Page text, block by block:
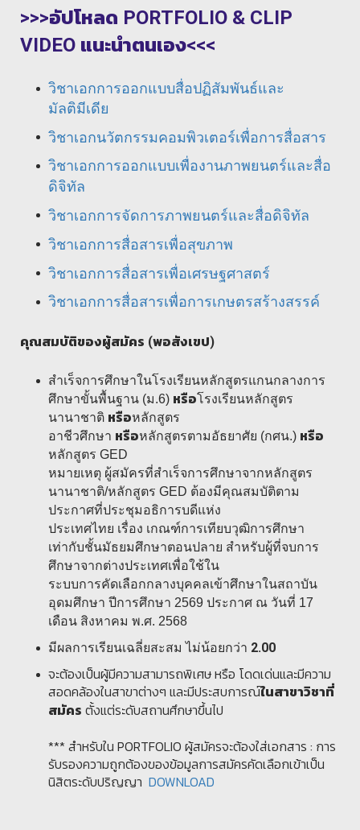
>>>อัปโหลด PORTFOLIO & CLIP
VIDEO แนะนำตนเอง<<<
วิชาเอกการออกแบบสื่อปฏิสัมพันธ์และ
มัลติมีเดีย
วิชาเอกนวัตกรรมคอมพิวเตอร์เพื่อการสื่อสาร
วิชาเอกการออกแบบเพื่องานภาพยนตร์และสื่อ
ดิจิทัล
วิชาเอกการจัดการภาพยนตร์และสื่อดิจิทัล
วิชาเอกการสื่อสารเพื่อสุขภาพ
วิชาเอกการสื่อสารเพื่อเศรษฐศาสตร์
วิชาเอกการสื่อสารเพื่อการเกษตรสร้างสรรค์
คุณสมบัติของผู้สมัคร (พอสังเขป)
สำเร็จการศึกษาในโรงเรียนหลักสูตรแกนกลางการ
ศึกษาขั้นพื้นฐาน (ม.6) หรือโรงเรียนหลักสูตร
นานาชาติ หรือหลักสูตร
อาชีวศึกษา หรือหลักสูตรตามอัธยาศัย (กศน.) หรือ
หลักสูตร GED
หมายเหตุ ผู้สมัครที่สำเร็จการศึกษาจากหลักสูตร
นานาชาติ/หลักสูตร GED ต้องมีคุณสมบัติตาม
ประกาศที่ประชุมอธิการบดีแห่ง
ประเทศไทย เรื่อง เกณฑ์การเทียบวุฒิการศึกษา
เท่ากับชั้นมัธยมศึกษาตอนปลาย สำหรับผู้ที่จบการ
ศึกษาจากต่างประเทศเพื่อใช้ใน
ระบบการคัดเลือกกลางบุคคลเข้าศึกษาในสถาบัน
อุดมศึกษา ปีการศึกษา 2569 ประกาศ ณ วันที่ 17
เดือน สิงหาคม พ.ศ. 2568
มีผลการเรียนเฉลี่ยสะสม ไม่น้อยกว่า 2.00
จะต้องเป็นผู้มีความสามารถพิเศษ หรือ โดดเด่นและมีความ
สอดคล้องในสาขาต่างๆ และมีประสบการณ์ในสาขาวิชาที่
สมัคร ตั้งแต่ระดับสถานศึกษาขึ้นไป
*** สำหรับใน PORTFOLIO ผู้สมัครจะต้องใส่เอกสาร : การ
รับรองความถูกต้องของข้อมูลการสมัครคัดเลือกเข้าเป็น
นิสิตระดับปริญญา DOWNLOAD